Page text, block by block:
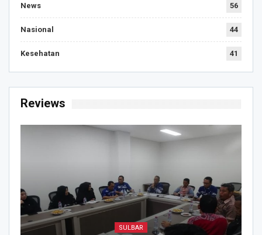
News 56
Nasional 44
Kesehatan 41
Reviews
SULBAR